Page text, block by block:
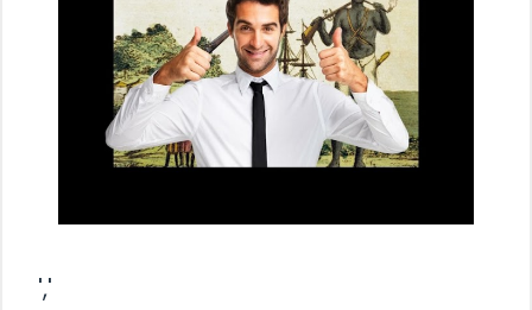
','